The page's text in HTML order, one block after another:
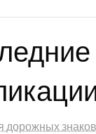
дорожных